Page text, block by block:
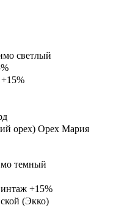
светлый
+15%
Орех Мария
темный
+15%
(Экко)